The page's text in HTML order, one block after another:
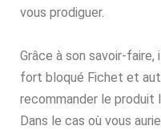
vous prodiguer.
Grâce à son savoir-
fort bloqué Fichet et
recommander le produit
Dans le cas où vous